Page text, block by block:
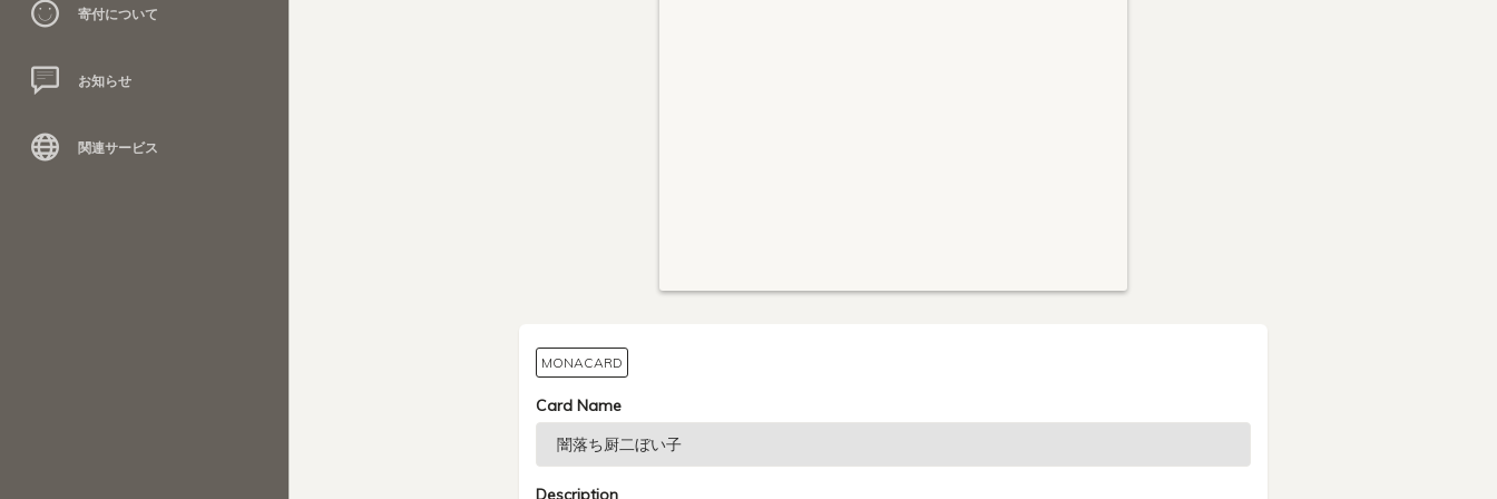
寄付について
お知らせ
関連サービス
MONACARD
Card Name
Description